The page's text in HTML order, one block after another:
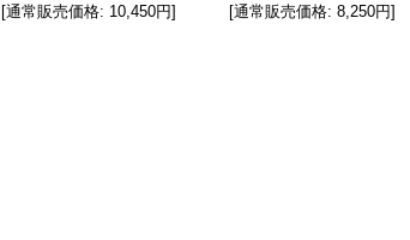
[通常販売価格: 10,450円]
[通常販売価格: 8,250円]